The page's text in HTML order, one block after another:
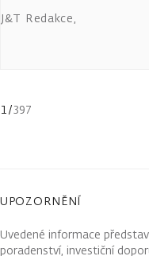
J&T Redakce,
1/397
UPOZORNĚNÍ
Uvedené informace
poradenství, investiční